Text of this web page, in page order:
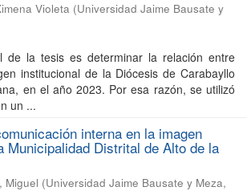
Violeta (Universidad Jaime Bausate y
de la tesis es determinar la relación entre
institucional de la Diócesis de Carabayllo
en el año 2023. Por esa razón, se utilizó
un ...
interna en la imagen
Municipalidad Distrital de Alto de la
Miguel (Universidad Jaime Bausate y Meza,